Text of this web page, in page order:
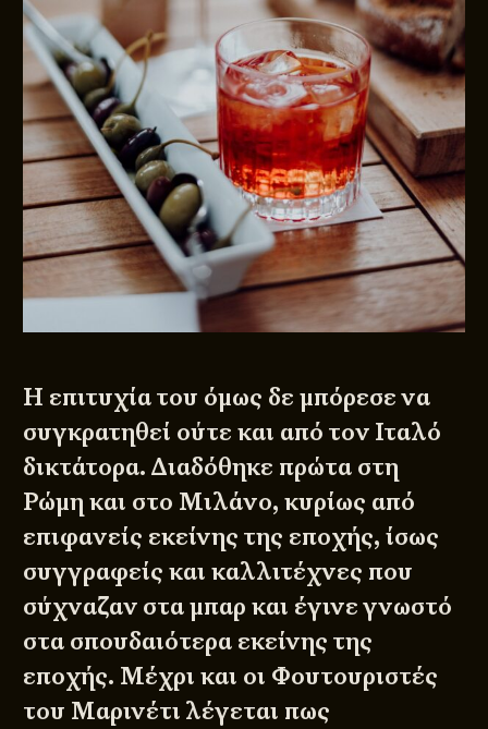
Η επιτυχία του όμως δε μπόρεσε να
συγκρατηθεί ούτε και από τον Ιταλό
δικτάτορα. Διαδόθηκε πρώτα στη
Ρώμη και στο Μιλάνο, κυρίως από
επιφανείς εκείνης της εποχής, ίσως
συγγραφείς και καλλιτέχνες που
σύχναζαν στα μπαρ και έγινε γνωστό
στα σπουδαιότερα εκείνης της
εποχής. Μέχρι και οι Φουτουριστές
του Μαρινέτι λέγεται πως